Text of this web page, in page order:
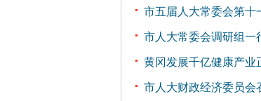
市五届人大常委会第十
市人大常委会调研组一
黄冈发展千亿健康产业
市人大财政经济委员会